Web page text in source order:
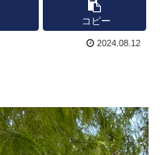
コピー
2024.08.12